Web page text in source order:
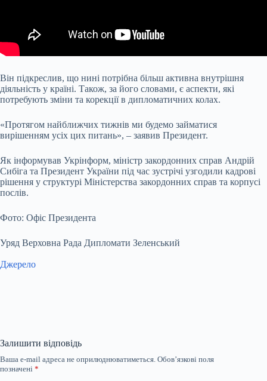
Він підкреслив, що нині потрібна більш активна внутрішня
діяльність у країні. Також, за його словами, є аспекти, які
потребують зміни та корекції в дипломатичних колах.
«Протягом найближчих тижнів ми будемо займатися
вирішенням усіх цих питань», – заявив Президент.
Як інформував Укрінформ, міністр закордонних справ Андрій
Сибіга та Президент України під час зустрічі узгодили кадрові
рішення у структурі Міністерства закордонних справ та корпусі
послів.
Фото: Офіс Президента
Уряд Верховна Рада Дипломати Зеленський
Джерело
Залишити відповідь
Ваша e-mail адреса не оприлюднюватиметься. Обов’язкові поля
позначені *